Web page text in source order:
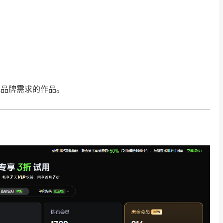
牌需求的作品。